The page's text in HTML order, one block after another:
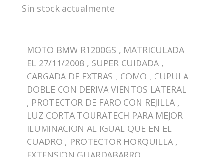
Sin stock actualmente
MOTO BMW R1200GS , MATRICULADA
EL 27/11/2008 , SUPER CUIDADA ,
CARGADA DE EXTRAS , COMO , CUPULA
DOBLE CON DERIVA VIENTOS LATERAL
, PROTECTOR DE FARO CON REJILLA ,
LUZ CORTA TOURATECH PARA MEJOR
ILUMINACION AL IGUAL QUE EN EL
CUADRO , PROTECTOR HORQUILLA ,
EXTENSION GUARDABARRO